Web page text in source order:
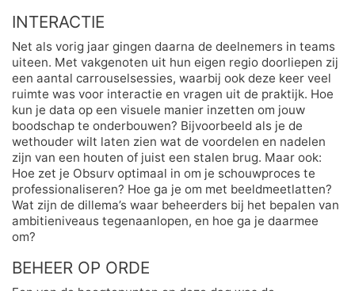
INTERACTIE
Net als vorig jaar gingen daarna de deelnemers in teams
uiteen. Met vakgenoten uit hun eigen regio doorliepen zij
een aantal carrouselsessies, waarbij ook deze keer veel
ruimte was voor interactie en vragen uit de praktijk. Hoe
kun je data op een visuele manier inzetten om jouw
boodschap te onderbouwen? Bijvoorbeeld als je de
wethouder wilt laten zien wat de voordelen en nadelen
zijn van een houten of juist een stalen brug. Maar ook:
Hoe zet je Obsurv optimaal in om je schouwproces te
professionaliseren? Hoe ga je om met beeldmeetlatten?
Wat zijn de dillema’s waar beheerders bij het bepalen van
ambitieniveaus tegenaanlopen, en hoe ga je daarmee
om?
BEHEER OP ORDE